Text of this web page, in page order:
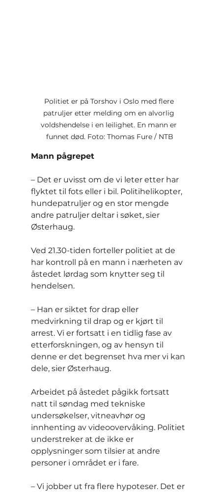
Politiet er på Torshov i Oslo med flere
patruljer etter melding om en alvorlig
voldshendelse i en leilighet. En mann er
funnet død. Foto: Thomas Fure / NTB
Mann pågrepet
– Det er uvisst om de vi leter etter har
flyktet til fots eller i bil. Politihelikopter,
hundepatruljer og en stor mengde
andre patruljer deltar i søket, sier
Østerhaug.
Ved 21.30-tiden forteller politiet at de
har kontroll på en mann i nærheten av
åstedet lørdag som knytter seg til
hendelsen.
– Han er siktet for drap eller
medvirkning til drap og er kjørt til
arrest. Vi er fortsatt i en tidlig fase av
etterforskningen, og av hensyn til
denne er det begrenset hva mer vi kan
dele, sier Østerhaug.
Arbeidet på åstedet pågikk fortsatt
natt til søndag med tekniske
undersøkelser, vitneavhør og
innhenting av videoovervåking. Politiet
understreker at de ikke er
opplysninger som tilsier at andre
personer i området er i fare.
– Vi jobber ut fra flere hypoteser. Det er